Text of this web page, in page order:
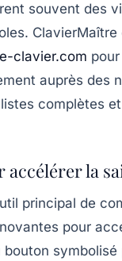
souvent des
clavier.com
auprès des
complètes
accélérer la
principal de
pour